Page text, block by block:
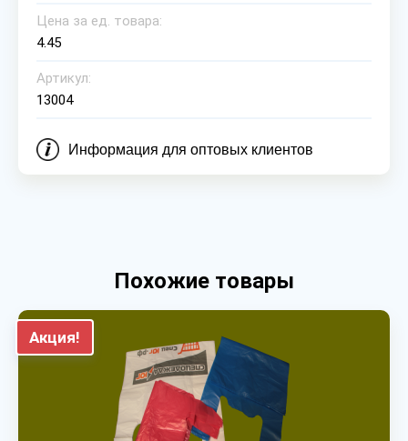
Цена за ед. товара:
4.45
Артикул:
13004
Информация для оптовых клиентов
Похожие товары
Акция!